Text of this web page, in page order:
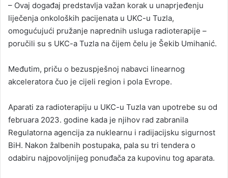
– Ovaj događaj predstavlja važan korak u unaprjeđenju
liječenja onkoloških pacijenata u UKC-u Tuzla,
omogućujući pružanje naprednih usluga radioterapije –
poručili su s UKC-a Tuzla na čijem čelu je Šekib Umihanić.
Međutim, priču o bezuspješnoj nabavci linearnog
akceleratora čuo je cijeli region i pola Evrope.
Aparati za radioterapiju u UKC-u Tuzla van upotrebe su od
februara 2023. godine kada je njihov rad zabranila
Regulatorna agencija za nuklearnu i radijacijsku sigurnost
BiH. Nakon žalbenih postupaka, pala su tri tendera o
odabiru najpovoljnijeg ponuđača za kupovinu tog aparata.